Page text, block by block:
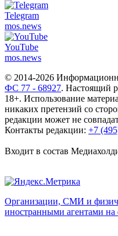
Telegram
mos.news
YouTube
mos.news
© 2014-2026
ФС 77 - 68927. Настоящий
18+. Использование
никаких претензий со
редакции может не
Контакты редакции: +7
Входит в состав
Организации, СМИ и
иностранными агентами